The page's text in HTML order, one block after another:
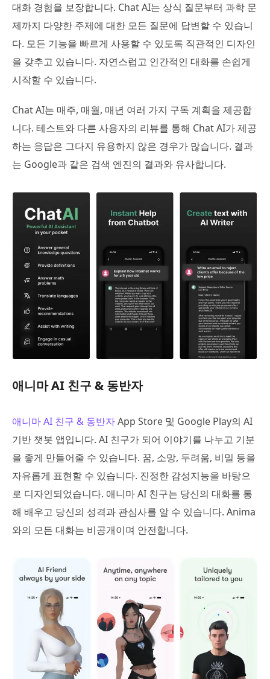
대화 경험을 보장합니다. Chat AI는 상식 질문부터 과학 문
제까지 다양한 주제에 대한 모든 질문에 답변할 수 있습니
다. 모든 기능을 빠르게 사용할 수 있도록 직관적인 디자인
을 갖추고 있습니다. 자연스럽고 인간적인 대화를 손쉽게
시작할 수 있습니다.
Chat AI는 매주, 매월, 매년 여러 가지 구독 계획을 제공합
니다. 테스트와 다른 사용자의 리뷰를 통해 Chat AI가 제공
하는 응답은 그다지 유용하지 않은 경우가 많습니다. 결과
는 Google과 같은 검색 엔진의 결과와 유사합니다.
애니마 AI 친구 & 동반자
애니마 AI 친구 & 동반자App Store 및 Google Play의 AI
기반 챗봇 앱입니다. AI 친구가 되어 이야기를 나누고 기분
을 좋게 만들어줄 수 있습니다. 꿈, 소망, 두려움, 비밀 등을
자유롭게 표현할 수 있습니다. 진정한 감성지능을 바탕으
로 디자인되었습니다. 애니마 AI 친구는 당신의 대화를 통
해 배우고 당신의 성격과 관심사를 알 수 있습니다. Anima
와의 모든 대화는 비공개이며 안전합니다.